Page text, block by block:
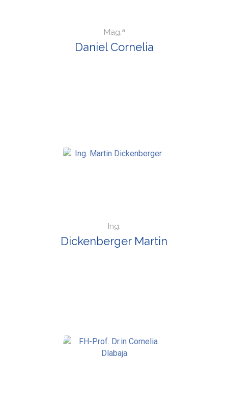
Mag.ª
Daniel Cornelia
Ing.
Dickenberger Martin